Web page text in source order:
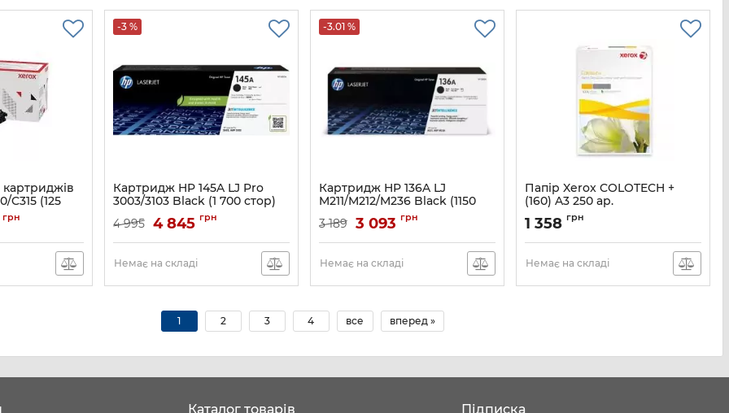
C315 (125
грн
-3 %
Картридж HP 145A LJ Pro
3003/3103 Black (1 700 стор)
Артикул: W1450A
4 995 4 845 грн
Немає на складі
-3.01 %
Картридж HP 136A LJ
M211/M212/M236 Black (1150
Артикул: W1360A
3 189 3 093 грн
Немає на складі
Папір Xerox COLOTECH +
(160) A3 250 ар.
Артикул: 003R98854
1 358 грн
Немає на складі
1 2 3 4 все вперед »
Каталог товарів Підписка